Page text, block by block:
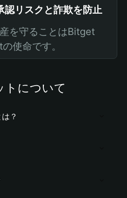
リスクと詐欺を防止
を守ることはBitget
使命です。
トについて
？